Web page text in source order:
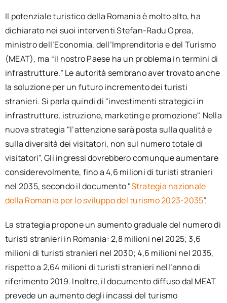
Il potenziale turistico della Romania è molto alto, ha
dichiarato nei suoi interventi Stefan-Radu Oprea,
ministro dell’Economia, dell’Imprenditoria e del Turismo
(MEAT), ma “il nostro Paese ha un problema in termini di
infrastrutture.” Le autorità sembrano aver trovato anche
la soluzione per un futuro incremento dei turisti
stranieri. Si parla quindi di "investimenti strategici in
infrastrutture, istruzione, marketing e promozione". Nella
nuova strategia "l’attenzione sarà posta sulla qualità e
sulla diversità dei visitatori, non sul numero totale di
visitatori". Gli ingressi dovrebbero comunque aumentare
considerevolmente, fino a 4,6 milioni di turisti stranieri
nel 2035, secondo il documento "Strategia nazionale
della Romania per lo sviluppo del turismo 2023-2035”.
La strategia propone un aumento graduale del numero di
turisti stranieri in Romania: 2,8 milioni nel 2025; 3,6
milioni di turisti stranieri nel 2030; 4,6 milioni nel 2035,
rispetto a 2,64 milioni di turisti stranieri nell’anno di
riferimento 2019. Inoltre, il documento diffuso dal MEAT
prevede un aumento degli incassi del turismo